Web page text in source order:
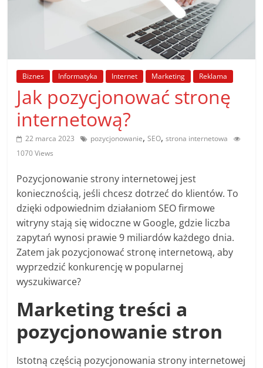
poznaj
te
poradniki.
Porady
praktyczne
porady
wskazówki
poradniki
na
każdy
temat
Biznes Informatyka Internet Marketing Reklama
Jak pozycjonować stronę
internetową?
22 marca 2023 pozycjonowanie,SEO,strona internetowa
1070 Views
Pozycjonowanie strony internetowej jest
koniecznością, jeśli chcesz dotrzeć do klientów. To
dzięki odpowiednim działaniom SEO firmowe
witryny stają się widoczne w Google, gdzie liczba
zapytań wynosi prawie 9 miliardów każdego dnia.
Zatem jak pozycjonować stronę internetową, aby
wyprzedzić konkurencję w popularnej
wyszukiwarce?
Marketing treści a
pozycjonowanie stron
Istotną częścią pozycjonowania strony internetowej